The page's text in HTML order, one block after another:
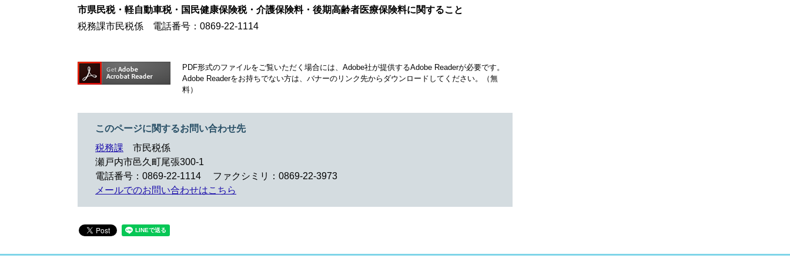
市県民税・軽自動車税・国民健康保険税・介護保険料・後期高齢者医療保険料に関すること
税務課市民税係 電話番号：0869-22-1114
PDF形式のファイルをご覧いただく場合には、Adobe社が提供するAdobe Readerが必要です。
Adobe Readerをお持ちでない方は、バナーのリンク先からダウンロードしてください。（無
料）
このページに関するお問い合わせ先
税務課
市民税係
瀬戸内市邑久町尾張300-1
電話番号：0869-22-1114
ファクシミリ：0869-22-3973
メールでのお問い合わせはこちら